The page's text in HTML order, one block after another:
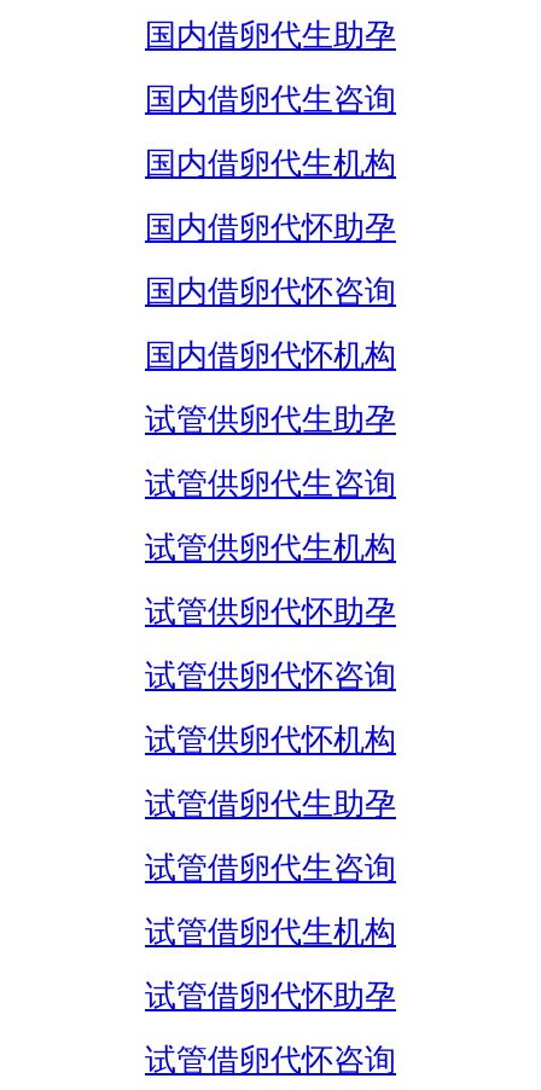
国内借卵代生助孕
国内借卵代生咨询
国内借卵代生机构
国内借卵代怀助孕
国内借卵代怀咨询
国内借卵代怀机构
试管供卵代生助孕
试管供卵代生咨询
试管供卵代生机构
试管供卵代怀助孕
试管供卵代怀咨询
试管供卵代怀机构
试管借卵代生助孕
试管借卵代生咨询
试管借卵代生机构
试管借卵代怀助孕
试管借卵代怀咨询